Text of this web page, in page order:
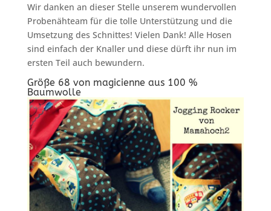
Wir danken an dieser Stelle unserem wundervollen
Probenähteam für die tolle Unterstützung und die
Umsetzung des Schnittes! Vielen Dank! Alle Hosen
sind einfach der Knaller und diese dürft ihr nun im
ersten Teil auch bewundern.
Größe 68 von magicienne aus 100 %
Baumwolle